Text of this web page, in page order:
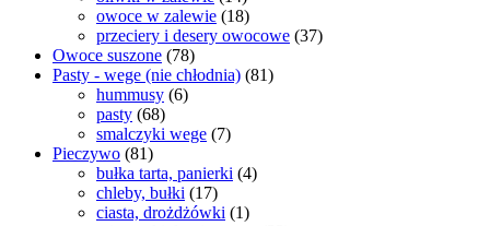
owoce w zalewie (18)
przeciery i desery owocowe (37)
Owoce suszone (78)
Pasty - wege (nie chłodnia) (81)
hummusy (6)
pasty (68)
smalczyki wege (7)
Pieczywo (81)
bułka tarta, panierki (4)
chleby, bułki (17)
ciasta, drożdżówki (1)